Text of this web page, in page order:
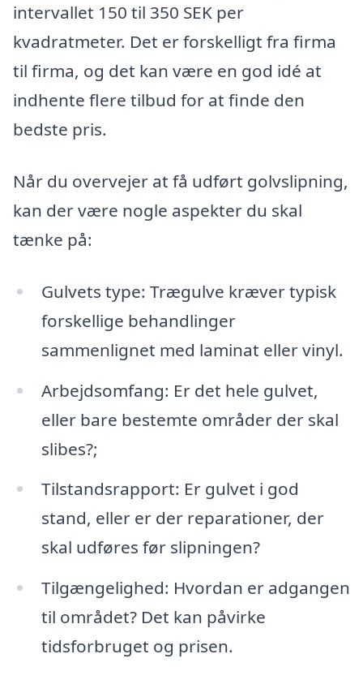
intervallet 150 til 350 SEK per
kvadratmeter. Det er forskelligt fra firma
til firma, og det kan være en god idé at
indhente flere tilbud for at finde den
bedste pris.
Når du overvejer at få udført golvslipning,
kan der være nogle aspekter du skal
tænke på:
Gulvets type: Trægulve kræver typisk
forskellige behandlinger
sammenlignet med laminat eller vinyl.
Arbejdsomfang: Er det hele gulvet,
eller bare bestemte områder der skal
slibes?;
Tilstandsrapport: Er gulvet i god
stand, eller er der reparationer, der
skal udføres før slipningen?
Tilgængelighed: Hvordan er adgangen
til området? Det kan påvirke
tidsforbruget og prisen.